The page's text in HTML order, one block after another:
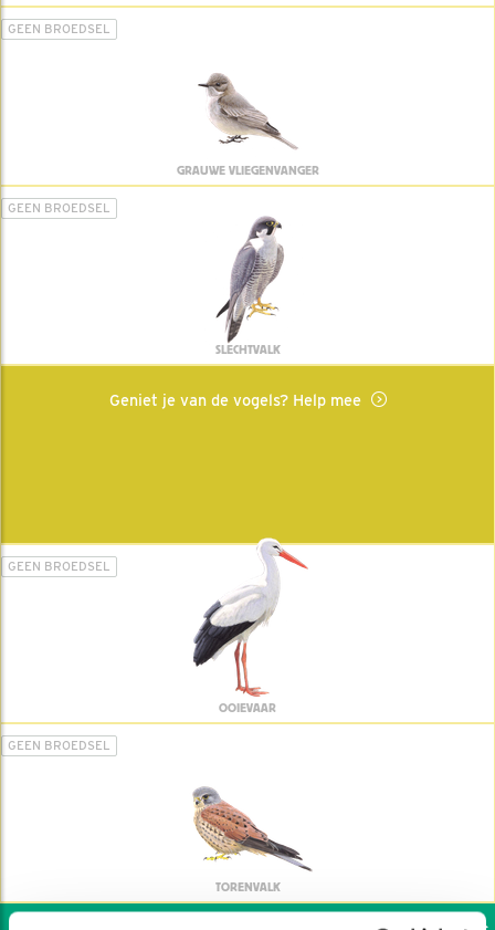
GEEN BROEDSEL
GRAUWE VLIEGENVANGER
GEEN BROEDSEL
SLECHTVALK
Geniet je van de vogels? Help mee
GEEN BROEDSEL
OOIEVAAR
GEEN BROEDSEL
TORENVALK